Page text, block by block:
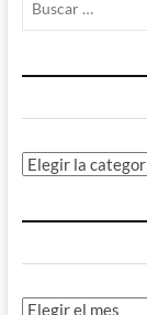
Categorías
Archivos